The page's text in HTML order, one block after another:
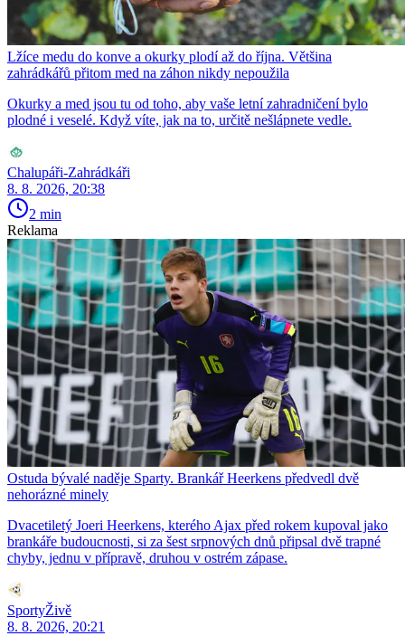
Lžíce medu do konve a okurky plodí až do října. Většina
zahrádkářů přitom med na záhon nikdy nepoužila
Okurky a med jsou tu od toho, aby vaše letní zahradničení bylo
plodné i veselé. Když víte, jak na to, určitě nešlápnete vedle.
Chalupáři-Zahrádkáři
8. 8. 2026, 20:38
2 min
Reklama
Ostuda bývalé naděje Sparty. Brankář Heerkens předvedl dvě
nehorázné minely
Dvacetiletý Joeri Heerkens, kterého Ajax před rokem kupoval jako
brankáře budoucnosti, si za šest srpnových dnů připsal dvě trapné
chyby, jednu v přípravě, druhou v ostrém zápase.
SportyŽivě
8. 8. 2026, 20:21